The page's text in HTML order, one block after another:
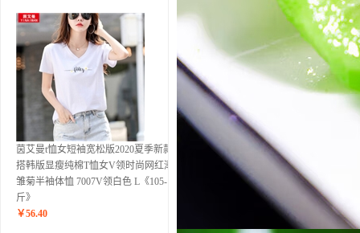
茵艾曼t恤女短袖宽松版2020夏季新款百
搭韩版显瘦纯棉T恤女V领时尚网红潮小
雏菊半袖体恤 7007V领白色 L《105-115
斤》
￥56.40